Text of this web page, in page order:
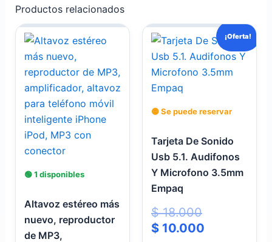
Productos relacionados
🟢 1 disponibles
Altavoz estéreo más
nuevo, reproductor
de MP3,
¡Oferta!
🟡 Se puede reservar
Tarjeta De Sonido
Usb 5.1. Audifonos
Y Microfono 3.5mm
Empaq
$18.000
El
precio
original
era:
$ 10.000
El
precio
actual
es: